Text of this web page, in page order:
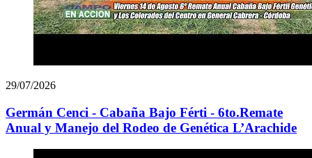
29/07/2026
Germán Cenci - Cabaña Bajo Férti - 6to.Remate
Anual y Manejo del Rodeo de Genética L’Arachide